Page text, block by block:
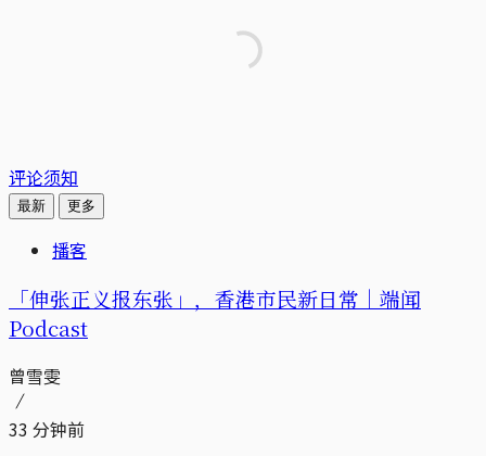
评论须知
最新 更多
播客
「伸张正义报东张」，香港市民新日常｜端闻
Podcast
曾雪雯
33 分钟前